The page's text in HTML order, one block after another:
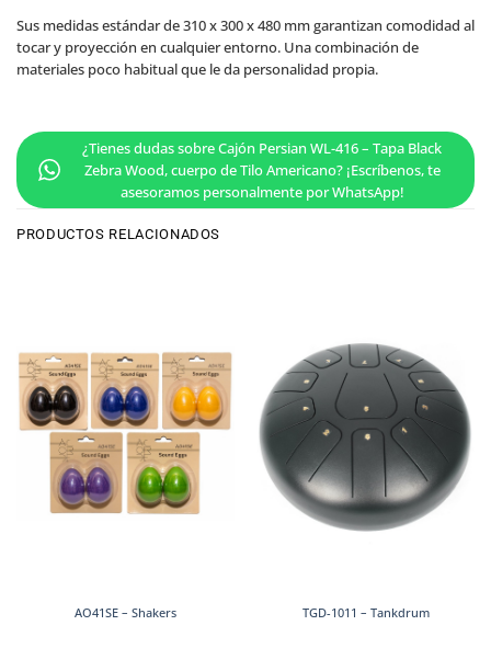
Sus medidas estándar de 310 x 300 x 480 mm garantizan comodidad al
tocar y proyección en cualquier entorno. Una combinación de
materiales poco habitual que le da personalidad propia.
¿Tienes dudas sobre Cajón Persian WL-416 – Tapa Black
Zebra Wood, cuerpo de Tilo Americano? ¡Escríbenos, te
asesoramos personalmente por WhatsApp!
PRODUCTOS RELACIONADOS
AO41SE – Shakers TGD-1011 – Tankdrum